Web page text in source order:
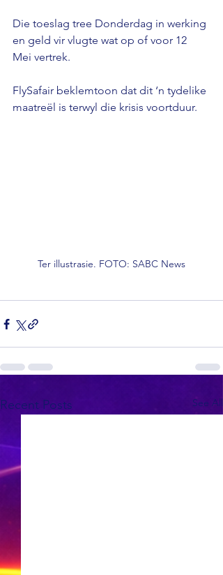
Die toeslag tree Donderdag in werking
en geld vir vlugte wat op of voor 12
Mei vertrek.
FlySafair beklemtoon dat dit ‘n tydelike
maatreël is terwyl die krisis voortduur.
Ter illustrasie. FOTO: SABC News
Recent Posts See All